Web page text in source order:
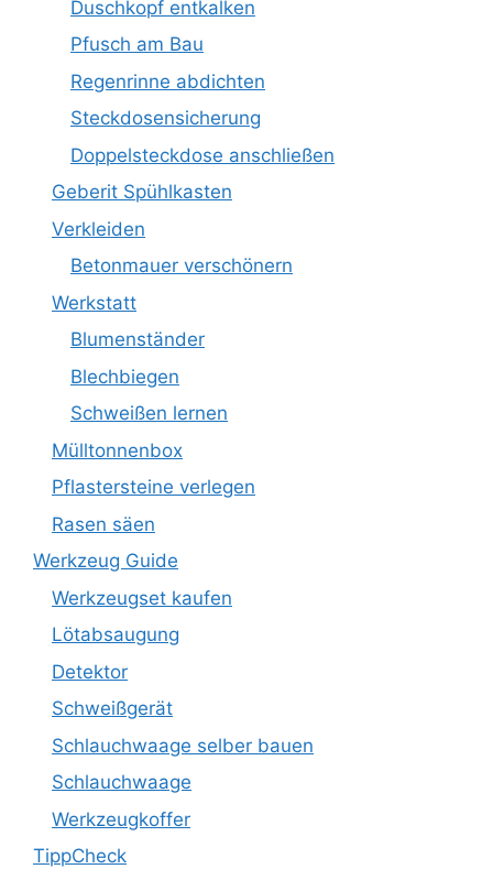
Duschkopf entkalken
Pfusch am Bau
Regenrinne abdichten
Steckdosensicherung
Doppelsteckdose anschließen
Geberit Spühlkasten
Verkleiden
Betonmauer verschönern
Werkstatt
Blumenständer
Blechbiegen
Schweißen lernen
Mülltonnenbox
Pflastersteine verlegen
Rasen säen
Werkzeug Guide
Werkzeugset kaufen
Lötabsaugung
Detektor
Schweißgerät
Schlauchwaage selber bauen
Schlauchwaage
Werkzeugkoffer
TippCheck